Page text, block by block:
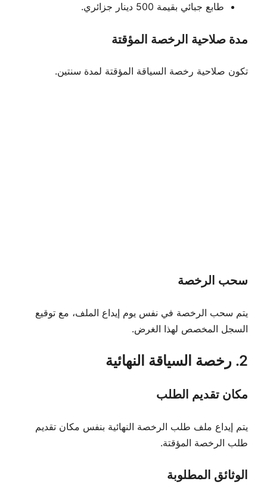
طابع جبائي بقيمة 500 دينار جزائري.
مدة صلاحية الرخصة المؤقتة
تكون صلاحية رخصة السياقة المؤقتة لمدة سنتين.
سحب الرخصة
يتم سحب الرخصة في نفس يوم إيداع الملف، مع توقيع
السجل المخصص لهذا الغرض.
2. رخصة السياقة النهائية
مكان تقديم الطلب
يتم إيداع ملف طلب الرخصة النهائية بنفس مكان تقديم
طلب الرخصة المؤقتة.
الوثائق المطلوبة